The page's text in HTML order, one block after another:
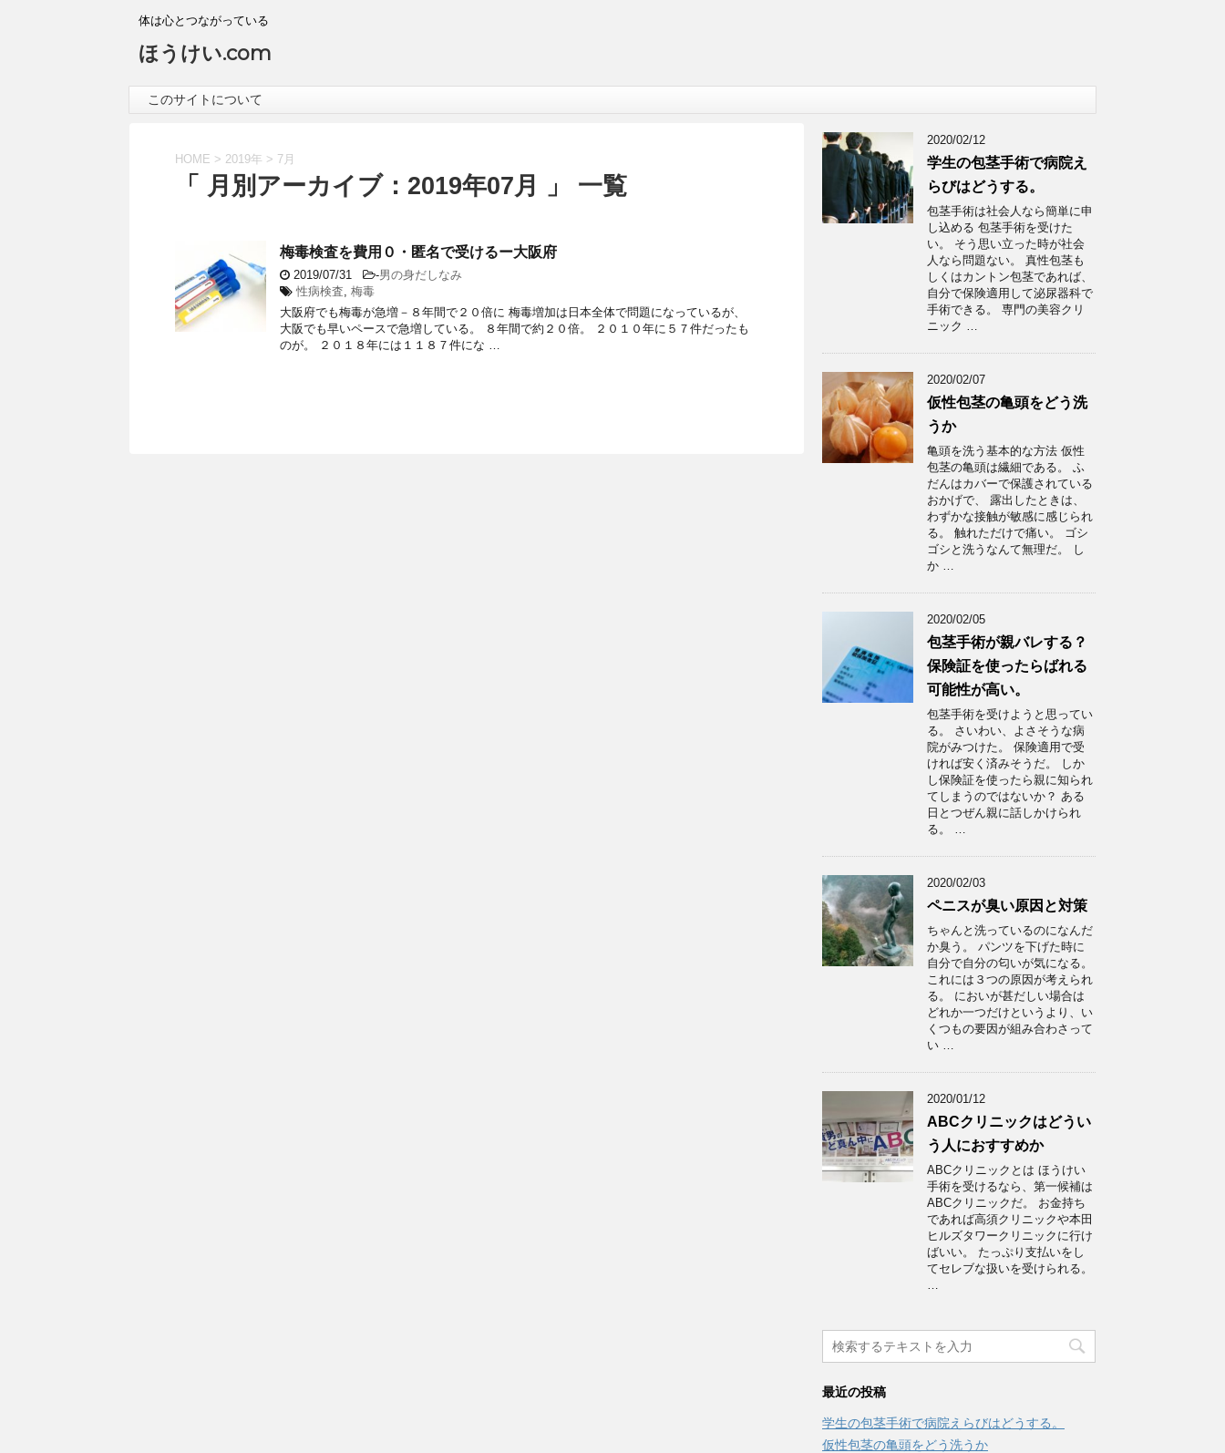
体は心とつながっている
ほうけい.com
このサイトについて
HOME > 2019年 > 7月
「 月別アーカイブ：2019年07月 」 一覧
梅毒検査を費用０・匿名で受けるー大阪府
2019/07/31 -男の身だしなみ
性病検査, 梅毒
大阪府でも梅毒が急増－８年間で２０倍に 梅毒増加は日本全体で問題になっているが、
大阪でも早いペースで急増している。 ８年間で約２０倍。 ２０１０年に５７件だったも
のが。 ２０１８年には１１８７件にな …
2020/02/12
学生の包茎手術で病院え
らびはどうする。
包茎手術は社会人なら簡単に申
し込める 包茎手術を受けた
い。 そう思い立った時が社会
人なら問題ない。 真性包茎も
しくはカントン包茎であれば、
自分で保険適用して泌尿器科で
手術できる。 専門の美容クリ
ニック …
2020/02/07
仮性包茎の亀頭をどう洗
うか
亀頭を洗う基本的な方法 仮性
包茎の亀頭は繊細である。 ふ
だんはカバーで保護されている
おかげで、 露出したときは、
わずかな接触が敏感に感じられ
る。 触れただけで痛い。 ゴシ
ゴシと洗うなんて無理だ。 し
か …
2020/02/05
包茎手術が親バレする？
保険証を使ったらばれる
可能性が高い。
包茎手術を受けようと思ってい
る。 さいわい、よさそうな病
院がみつけた。 保険適用で受
ければ安く済みそうだ。 しか
し保険証を使ったら親に知られ
てしまうのではないか？ ある
日とつぜん親に話しかけられ
る。 …
2020/02/03
ペニスが臭い原因と対策
ちゃんと洗っているのになんだ
か臭う。 パンツを下げた時に
自分で自分の匂いが気になる。
これには３つの原因が考えられ
る。 においが甚だしい場合は
どれか一つだけというより、い
くつもの要因が組み合わさって
い …
2020/01/12
ABCクリニックはどうい
う人におすすめか
ABCクリニックとは ほうけい
手術を受けるなら、第一候補は
ABCクリニックだ。 お金持ち
であれば高須クリニックや本田
ヒルズタワークリニックに行け
ばいい。 たっぷり支払いをし
てセレブな扱いを受けられる。
…
最近の投稿
学生の包茎手術で病院えらびはどうする。
仮性包茎の亀頭をどう洗うか